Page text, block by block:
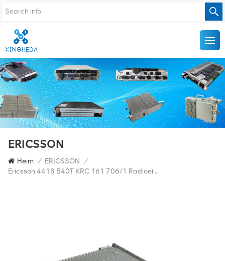
ERICSSON
Heim / ERICSSON /
Ericsson 4418 B40T KRC 161 706/1 Radioeinheit